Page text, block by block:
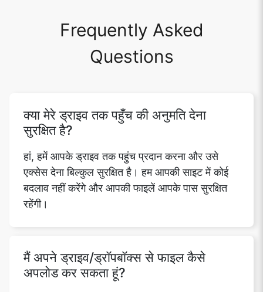
Frequently Asked
Questions
क्या मेरे ड्राइव तक पहुँच की अनुमति देना
सुरक्षित है?
हां, हमें आपके ड्राइव तक पहुंच प्रदान करना और उसे
एक्सेस देना बिल्कुल सुरक्षित है। हम आपकी साइट में कोई
बदलाव नहीं करेंगे और आपकी फाइलें आपके पास सुरक्षित
रहेंगी।
मैं अपने ड्राइव/ड्रॉपबॉक्स से फाइल कैसे
अपलोड कर सकता हूं?